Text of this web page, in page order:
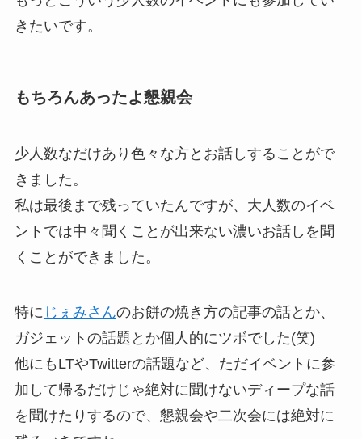
きたいです。
もちろんあったよ懇親会
少人数なだけあり色々な方とお話しすることがで
きました。
私は最後まで残っていたんですが、大人数のイベ
ントでは中々聞くことが出来ない濃いお話しを聞
くことができました。
特に じぇみさんのお餅の焼き方の記事の話とか、
ガジェットの話題とか個人的にツボでした(笑)
他にもLTやTwitterの話題など、ただイベントに参
加して帰るだけじゃ絶対に聞けないディープな話
を聞けたりするので、懇親会や二次会には絶対に